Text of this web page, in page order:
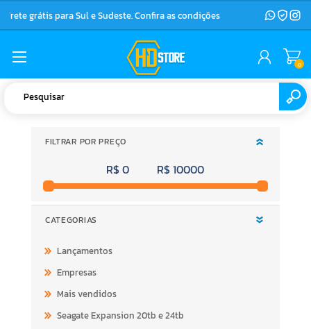
Frete grátis para Sul e Sudeste. Confira as condições
0
FILTRAR POR PREÇO
R$ 0 R$ 10000
CATEGORIAS
Lançamentos
Empresas
Mais vendidos
Seagate Expansion 20tb e 24tb